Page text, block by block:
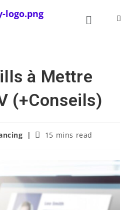
à Mettre
(+Conseils)
15 mins read